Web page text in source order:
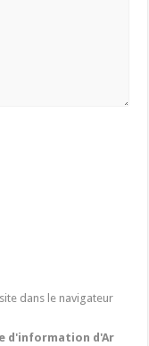
dans le navigateur
d'information d'Ar